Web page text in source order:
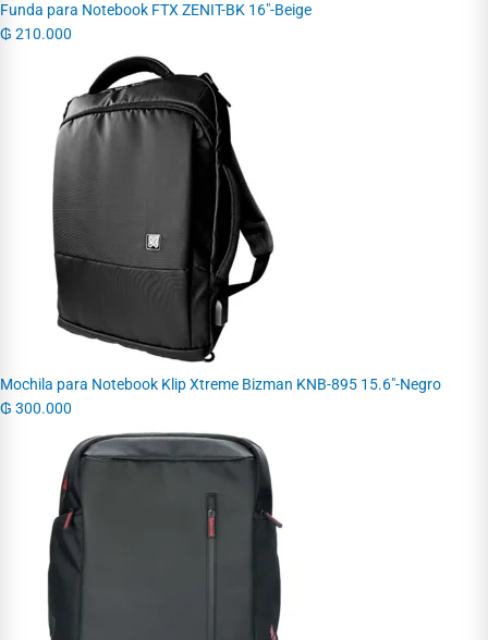
Funda para Notebook FTX ZENIT-BK 16"-Beige
₲ 210.000
Mochila para Notebook Klip Xtreme Bizman KNB-895 15.6"-Negro
₲ 300.000